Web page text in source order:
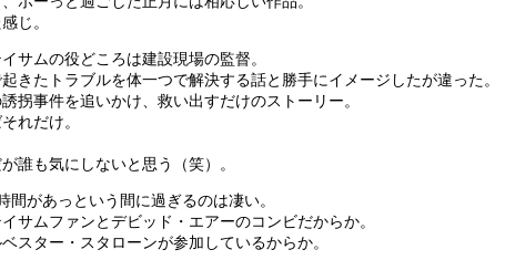
じ。
サムの役どころは建設現場の監督。
きたトラブルを体一つで解決する話と勝手にイメージしたが違った。
拐事件を追いかけ、救い出すだけのストーリー。
れだけ。
誰も気にしないと思う（笑）。
間があっという間に過ぎるのは凄い。
サムファンとデビッド・エアーのコンビだからか。
スター・スタローンが参加しているからか。